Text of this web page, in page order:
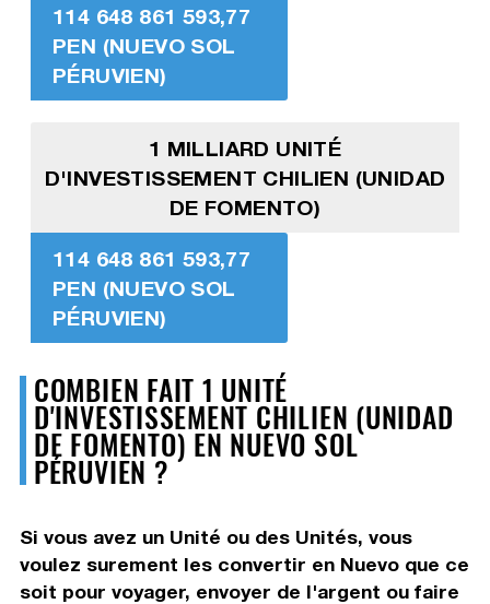
114 648 861 593,77
PEN (NUEVO SOL
PÉRUVIEN)
1 MILLIARD UNITÉ
D'INVESTISSEMENT CHILIEN (UNIDAD
DE FOMENTO)
114 648 861 593,77
PEN (NUEVO SOL
PÉRUVIEN)
COMBIEN FAIT 1 UNITÉ
D'INVESTISSEMENT CHILIEN (UNIDAD
DE FOMENTO) EN NUEVO SOL
PÉRUVIEN ?
Si vous avez un Unité ou des Unités, vous
voulez surement les convertir en Nuevo que ce
soit pour voyager, envoyer de l'argent ou faire